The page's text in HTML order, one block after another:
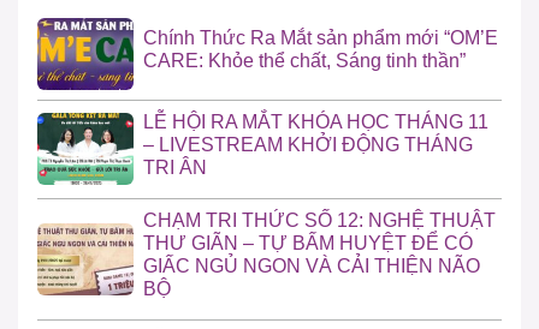
Chính Thức Ra Mắt sản phẩm mới “OM’E
CARE: Khỏe thể chất, Sáng tinh thần”
LỄ HỘI RA MẮT KHÓA HỌC THÁNG 11
– LIVESTREAM KHỞI ĐỘNG THÁNG
TRI ÂN
CHẠM TRI THỨC SỐ 12: NGHỆ THUẬT
THƯ GIÃN – TỰ BẤM HUYỆT ĐỂ CÓ
GIẤC NGỦ NGON VÀ CẢI THIỆN NÃO
BỘ